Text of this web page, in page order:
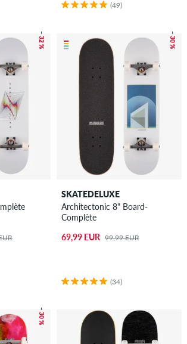
(49)
– 32 % – 30 %
SKATEDELUXE
Architectonic 8" Board-
Complète
69,99 EUR 99,99 EUR
(34)
– 30 %